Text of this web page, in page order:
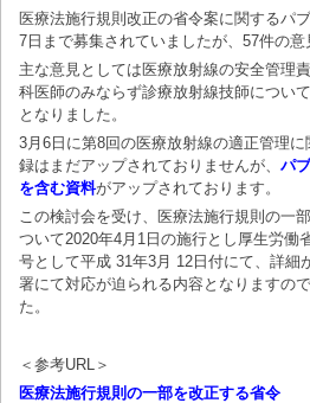
医療法施行規則改正の省令案に関するパ
7日まで募集されていましたが、57件の意
主な意見としては医療放射線の安全管理
科医師のみならず診療放射線技師につい
となりました。
3月6日に第8回の医療放射線の適正管理
録はまだアップされておりませんが、パ
を含む資料がアップされております。
この検討会を受け、医療法施行規則の一
ついて2020年4月1日の施行とし厚生労働
号として平成 31年3月 12日付にて、詳細
署にて対応が迫られる内容となりますの
た。
＜参考URL＞
医療法施行規則の一部を改正する省令